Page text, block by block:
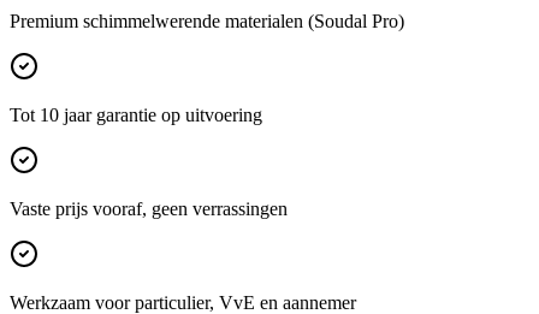
Premium schimmelwerende materialen (Soudal Pro)
Tot 10 jaar garantie op uitvoering
Vaste prijs vooraf, geen verrassingen
Werkzaam voor particulier, VvE en aannemer